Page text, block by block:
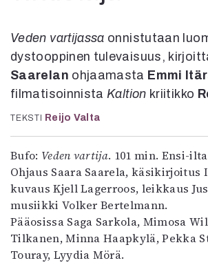
Esitystaide
Arkisto
Lehdet
1/2026
6/2025
5/2025 saame
5/2025
Lehtiarkisto
Veden vartijassa onnistutaan
dystooppinen tulevaisuus,
Saarelan ohjaamasta Emmi
filmatisoinnistaKaltion kriitikko
TEKSTI Reijo Valta
Bufo: Veden vartija. 101 min. Ensi-ilta
Ohjaus Saara Saarela, käsikirjoitus
kuvaus Kjell Lagerroos, leikkaus
musiikki Volker Bertelmann.
Pääosissa Saga Sarkola, Mimosa
Tilkanen, Minna Haapkylä, Pekka
Touray, Lyydia Mörä.